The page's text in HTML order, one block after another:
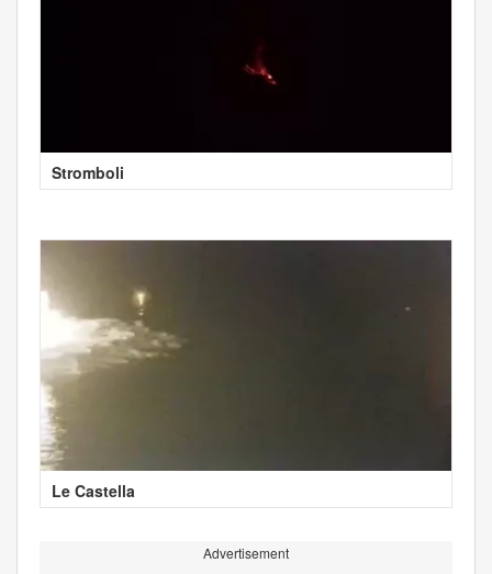
Stromboli
Le Castella
Advertisement